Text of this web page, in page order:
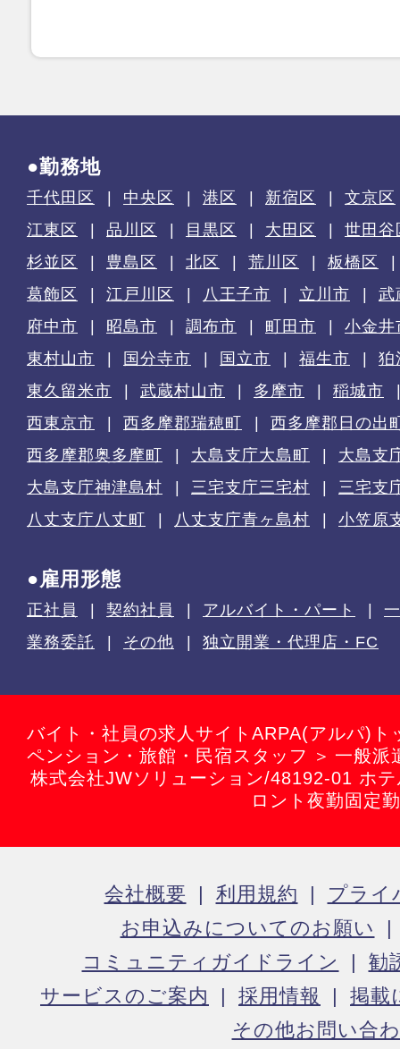
●勤務地
千代田区 中央区 港区 新宿区
文京区
江東区
品川区 目黒区 大田区
世田谷
杉並区
豊島区 北区 荒川区
板橋区
葛飾区
江戸川区 八王子市 立川市
武
府中市
昭島市 調布市 町田市
小金井
東村山市
国分寺市 国立市 福生市
狛
東久留米市
武蔵村山市 多摩市
稲城市
西東京市
西多摩郡瑞穂町
西多摩郡日の出
西多摩郡奥多摩町
大島支庁大島町
大島支
大島支庁神津島村
三宅支庁三宅村
三宅支
八丈支庁八丈町
八丈支庁青ヶ島村 小笠原
●雇用形態
正社員 契約社員 アルバイト・パート
業務委託
その他 独立開業・代理店・FC
バイト・社員の求人サイトARPA(アルパ)ト
ペンション・旅館・民宿スタッフ
一般派
株式会社JWソリューション/48192-01 ホ
ロント夜勤固定
会社概要 利用規約
プライ
お申込みについてのお願い
コミュニティガイドライン
勧
サービスのご案内
採用情報
掲載
その他お問い合